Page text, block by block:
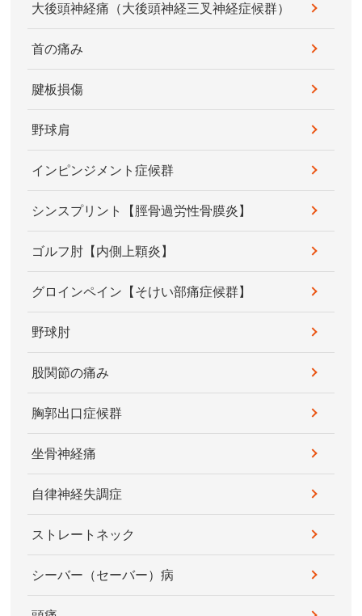
大後頭神経痛（大後頭神経三叉神経症候群）
首の痛み
腱板損傷
野球肩
インピンジメント症候群
シンスプリント【脛骨過労性骨膜炎】
ゴルフ肘【内側上顆炎】
グロインペイン【そけい部痛症候群】
野球肘
股関節の痛み
胸郭出口症候群
坐骨神経痛
自律神経失調症
ストレートネック
シーバー（セーバー）病